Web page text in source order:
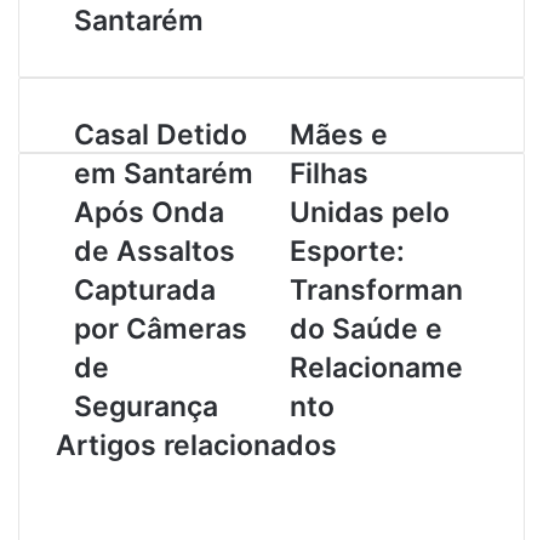
Santarém
C
a
s
a
D
e
o
e
S
Casal Detido
em Santarém
Após Onda
de Assaltos
Capturada
por Câmeras
de
Segurança
M
ã
e
s
e
F
i
h
a
s
U
n
i
Mães e
Filhas
Unidas pelo
Esporte:
Transforman
do Saúde e
Relacioname
nto
Artigos relacionados